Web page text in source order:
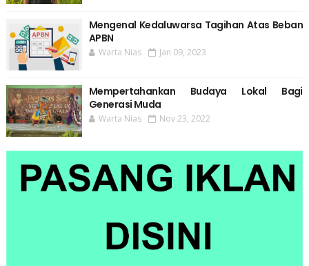
Mengenal Kedaluwarsa Tagihan Atas Beban
APBN
Warta Nias Jan 09, 2023
Mempertahankan Budaya Lokal Bagi
Generasi Muda
Warta Nias Nov 23, 2022